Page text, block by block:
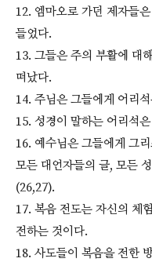
12. 엠마오로 가던 제자들
들었다.
13. 그들은 주의 부활에 대
떠났다.
14. 주님은 그들에게 어리
15. 성경이 말하는 어리석
16. 예수님은 그들에게 그
모든 대언자들의 글, 모든
(26,27).
17. 복음 전도는 자신의 체
전하는 것이다.
18. 사도들이 복음을 전한